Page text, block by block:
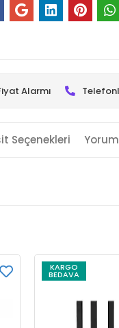
Alarmı
Seçenekleri
KARGO
BEDAVA